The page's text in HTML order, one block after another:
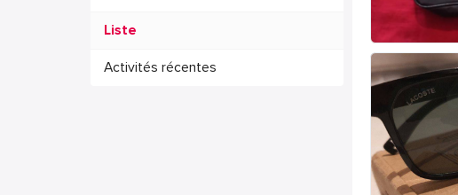
Liste
Activités récentes